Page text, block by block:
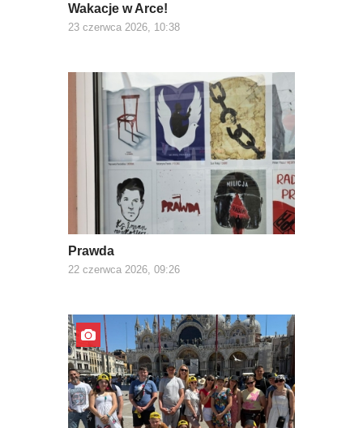
Wakacje w Arce!
23 czerwca 2026, 10:38
Prawda
22 czerwca 2026, 09:26